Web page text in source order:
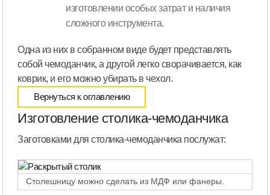
изготовлении особых затрат и наличия
сложного инструмента.
Одна из них в собранном виде будет представлять
собой чемоданчик, а другой легко сворачивается, как
коврик, и его можно убирать в чехол.
Вернуться к оглавлению
Изготовление столика-чемоданчика
Заготовками для столика-чемоданчика послужат:
Столешницу можно сделать из МДФ или фанеры.